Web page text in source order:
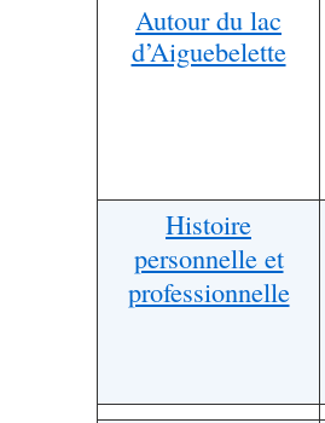
Autour du lac
d’Aiguebelette
Histoire
personnelle et
professionnelle